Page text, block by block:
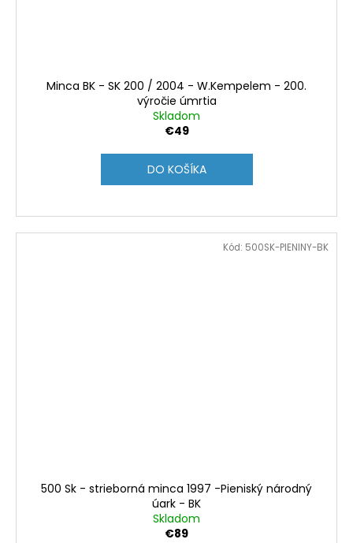
Minca BK - SK 200 / 2004 - W.Kempelem - 200.
výročie úmrtia
Skladom
€49
DO KOŠÍKA
500 Sk - strieborná minca 1997 -Pieniský národný
úark - BK
Skladom
€89
Kód: 500SK-PIENINY-BK